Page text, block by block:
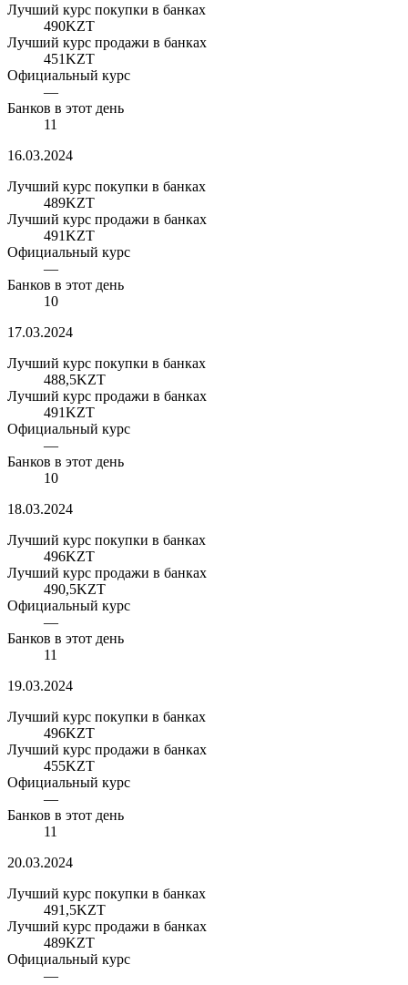
Лучший курс покупки в банках
490KZT
Лучший курс продажи в банках
451KZT
Официальный курс
—
Банков в этот день
11
16.03.2024
Лучший курс покупки в банках
489KZT
Лучший курс продажи в банках
491KZT
Официальный курс
—
Банков в этот день
10
17.03.2024
Лучший курс покупки в банках
488,5KZT
Лучший курс продажи в банках
491KZT
Официальный курс
—
Банков в этот день
10
18.03.2024
Лучший курс покупки в банках
496KZT
Лучший курс продажи в банках
490,5KZT
Официальный курс
—
Банков в этот день
11
19.03.2024
Лучший курс покупки в банках
496KZT
Лучший курс продажи в банках
455KZT
Официальный курс
—
Банков в этот день
11
20.03.2024
Лучший курс покупки в банках
491,5KZT
Лучший курс продажи в банках
489KZT
Официальный курс
—